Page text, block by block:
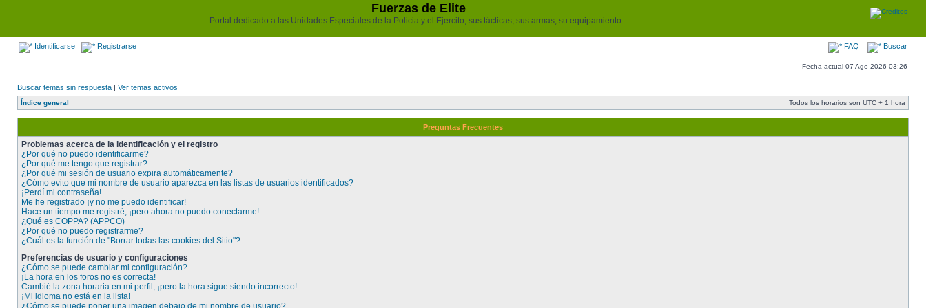
Fuerzas de Elite
Portal dedicado a las Unidades Especiales de la Policia y el Ejercito, sus tácticas, sus armas, su equipamiento...
Identificarse Registrarse FAQ Buscar
Fecha actual 07 Ago 2026 03:26
Buscar temas sin respuesta | Ver temas activos
Índice general Todos los horarios son UTC + 1 hora
Preguntas Frecuentes
Problemas acerca de la identificación y el registro
¿Por qué no puedo identificarme?
¿Por qué me tengo que registrar?
¿Por qué mi sesión de usuario expira automáticamente?
¿Cómo evito que mi nombre de usuario aparezca en las listas de usuarios identificados?
¡Perdí mi contraseña!
Me he registrado ¡y no me puedo identificar!
Hace un tiempo me registré, ¡pero ahora no puedo conectarme!
¿Qué es COPPA? (APPCO)
¿Por qué no puedo registrarme?
¿Cuál es la función de "Borrar todas las cookies del Sitio"?
Preferencias de usuario y configuraciones
¿Cómo se puede cambiar mi configuración?
¡La hora en los foros no es correcta!
Cambié la zona horaria en mi perfil, ¡pero la hora sigue siendo incorrecto!
¡Mi idioma no está en la lista!
¿Cómo se puede poner una imagen debajo de mi nombre de usuario?